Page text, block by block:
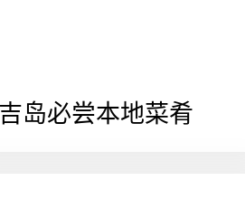
岛必尝本地菜肴